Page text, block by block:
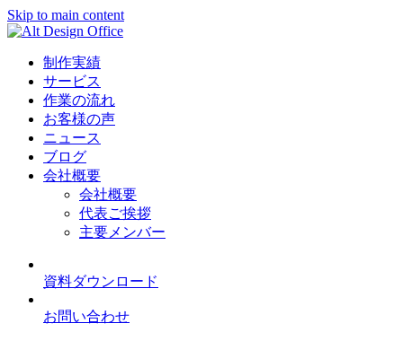
Skip to main content
制作実績
サービス
作業の流れ
お客様の声
ニュース
ブログ
会社概要
会社概要
代表ご挨拶
主要メンバー
資料ダウンロード
お問い合わせ